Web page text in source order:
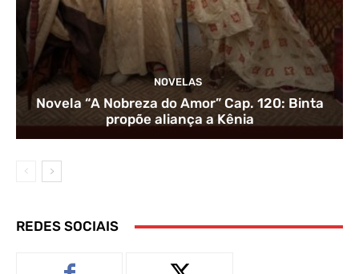
NOVELAS
Novela “A Nobreza do Amor” Cap. 120: Binta
propõe aliança a Kênia
REDES SOCIAIS